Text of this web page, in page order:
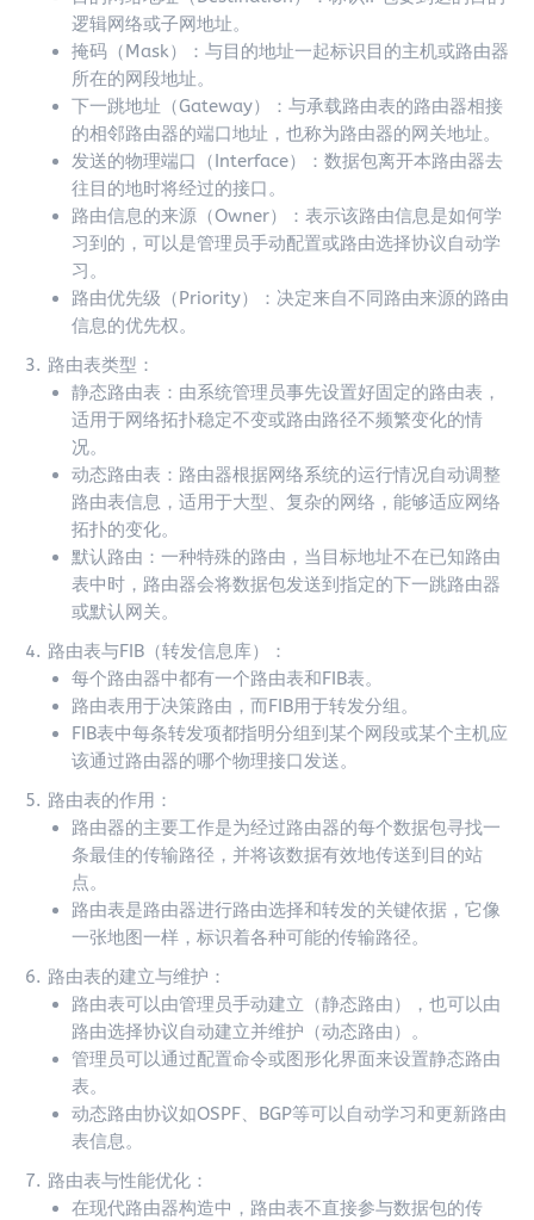
逻辑网络或子网地址。
掩码（Mask）：与目的地址一起标识目的主机或路由器
所在的网段地址。
下一跳地址（Gateway）：与承载路由表的路由器相接
的相邻路由器的端口地址，也称为路由器的网关地址。
发送的物理端口（Interface）：数据包离开本路由器去
往目的地时将经过的接口。
路由信息的来源（Owner）：表示该路由信息是如何学
习到的，可以是管理员手动配置或路由选择协议自动学
习。
路由优先级（Priority）：决定来自不同路由来源的路由
信息的优先权。
路由表类型：
静态路由表：由系统管理员事先设置好固定的路由表，
适用于网络拓扑稳定不变或路由路径不频繁变化的情
况。
动态路由表：路由器根据网络系统的运行情况自动调整
路由表信息，适用于大型、复杂的网络，能够适应网络
拓扑的变化。
默认路由：一种特殊的路由，当目标地址不在已知路由
表中时，路由器会将数据包发送到指定的下一跳路由器
或默认网关。
路由表与FIB（转发信息库）：
每个路由器中都有一个路由表和FIB表。
路由表用于决策路由，而FIB用于转发分组。
FIB表中每条转发项都指明分组到某个网段或某个主机应
该通过路由器的哪个物理接口发送。
路由表的作用：
路由器的主要工作是为经过路由器的每个数据包寻找一
条最佳的传输路径，并将该数据有效地传送到目的站
点。
路由表是路由器进行路由选择和转发的关键依据，它像
一张地图一样，标识着各种可能的传输路径。
路由表的建立与维护：
路由表可以由管理员手动建立（静态路由），也可以由
路由选择协议自动建立并维护（动态路由）。
管理员可以通过配置命令或图形化界面来设置静态路由
表。
动态路由协议如OSPF、BGP等可以自动学习和更新路由
表信息。
路由表与性能优化：
在现代路由器构造中，路由表不直接参与数据包的传